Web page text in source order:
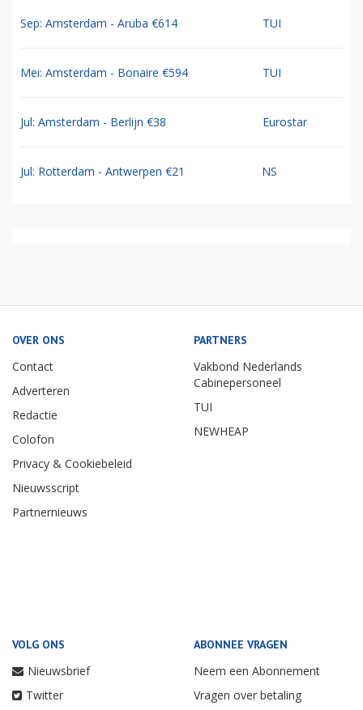
Sep: Amsterdam - Aruba €614 TUI
Mei: Amsterdam - Bonaire €594 TUI
Jul: Amsterdam - Berlijn €38 Eurostar
Jul: Rotterdam - Antwerpen €21 NS
OVER ONS
Contact
Adverteren
Redactie
Colofon
Privacy & Cookiebeleid
Nieuwsscript
Partnernieuws
PARTNERS
Vakbond Nederlands
Cabinepersoneel
TUI
NEWHEAP
VOLG ONS
Nieuwsbrief
Twitter
ABONNEE VRAGEN
Neem een Abonnement
Vragen over betaling